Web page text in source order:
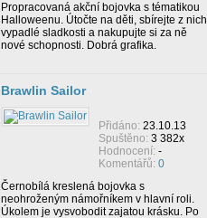
Propracovaná akční bojovka s tématikou
Halloweenu. Útočte na děti, sbírejte z nich
vypadlé sladkosti a nakupujte si za ně
nové schopnosti. Dobrá grafika.
Brawlin Sailor
Přidáno: 23.10.13
Spuštěno: 3 382x
Hodnocení: -
Komentářů: 0
Černobílá kreslená bojovka s
neohroženým námořníkem v hlavní roli.
Úkolem je vysvobodit zajatou krásku. Po